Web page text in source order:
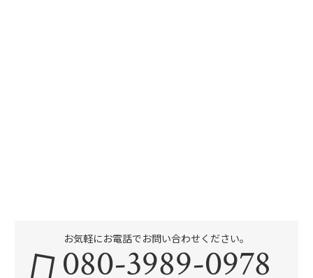
お気軽にお電話でお問い合わせください。
080-3989-0978